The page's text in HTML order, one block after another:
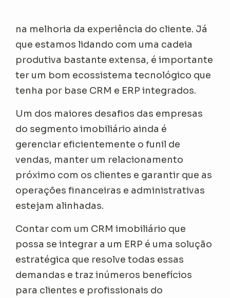
na melhoria da experiência do cliente. Já
que estamos lidando com uma cadeia
produtiva bastante extensa, é importante
ter um bom ecossistema tecnológico que
tenha por base CRM e ERP integrados.
Um dos maiores desafios das empresas
do segmento imobiliário ainda é
gerenciar eficientemente o funil de
vendas, manter um relacionamento
próximo com os clientes e garantir que as
operações financeiras e administrativas
estejam alinhadas.
Contar com um CRM imobiliário que
possa se integrar a um ERP é uma solução
estratégica que resolve todas essas
demandas e traz inúmeros benefícios
para clientes e profissionais do